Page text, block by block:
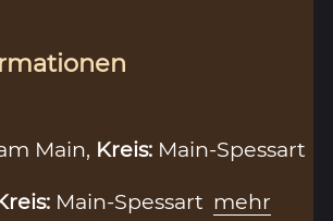
Main, Kreis: Main-Spessart
Main-Spessart mehr